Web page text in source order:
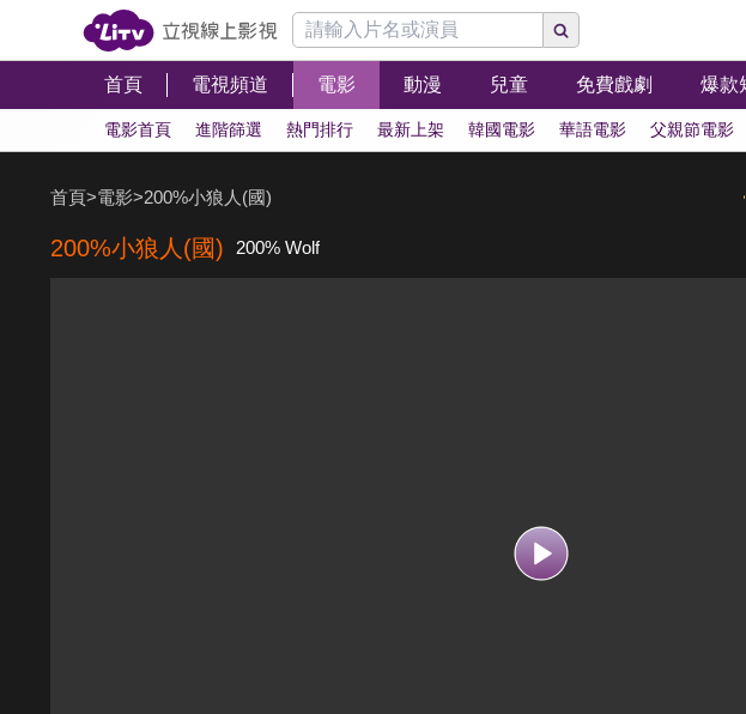
首頁 電視頻道 電影 動漫 兒童 免費戲劇 爆款
電影首頁 進階篩選 熱門排行 最新上架 韓國電影 華語電影 父親節電影
首頁>電影>200%小狼人(國)
200%小狼人(國) 200% Wolf